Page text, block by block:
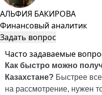
АЛЬФИЯ БАКИРОВА
Финансовый аналитик
Задать вопрос
Часто задаваемые
Как быстро можно
Казахстане? Быстрее
на рассмотрение, нужен